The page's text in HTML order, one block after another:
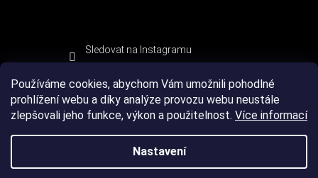
Používáme cookies, abychom Vám umožnili pohodlné
prohlížení webu a díky analýze provozu webu neustále
zlepšovali jeho funkce, výkon a použitelnost. Více informací
Nastavení
Sledovat na Instagramu